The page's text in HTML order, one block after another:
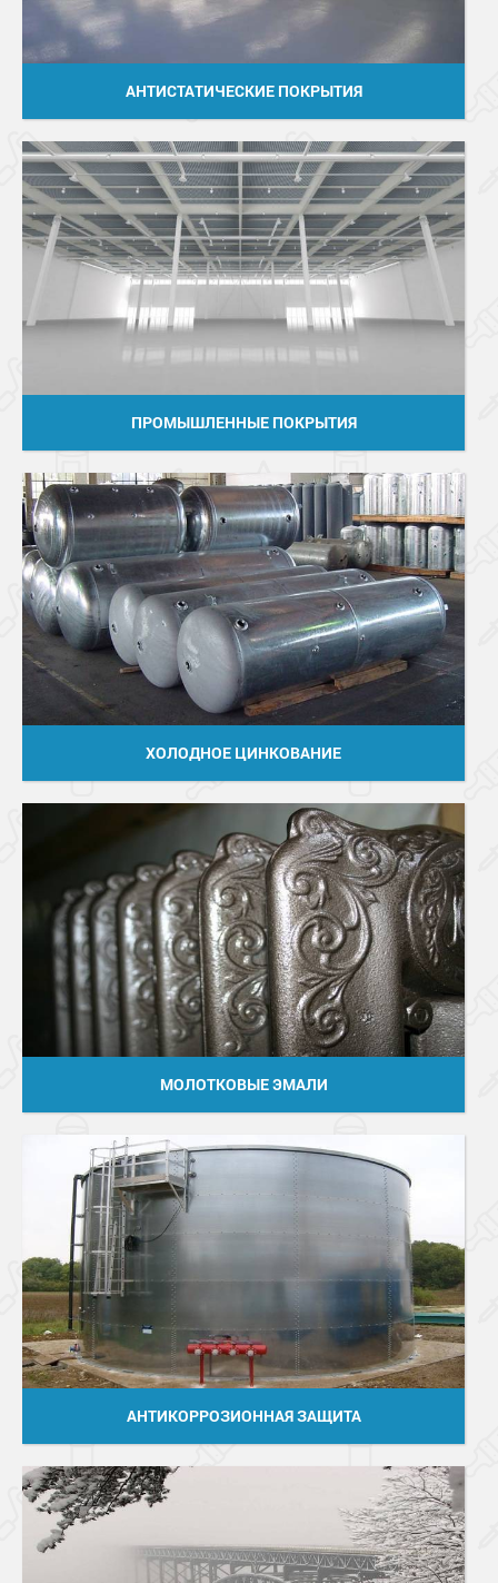
АНТИСТАТИЧЕСКИЕ ПОКРЫТИЯ
ПРОМЫШЛЕННЫЕ ПОКРЫТИЯ
ХОЛОДНОЕ ЦИНКОВАНИЕ
МОЛОТКОВЫЕ ЭМАЛИ
АНТИКОРРОЗИОННАЯ ЗАЩИТА